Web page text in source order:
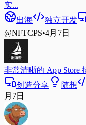
实...
出海
独立开发
@NFTCPS•4月7日
非常清晰的 App Store
创造分享
随想
月7日